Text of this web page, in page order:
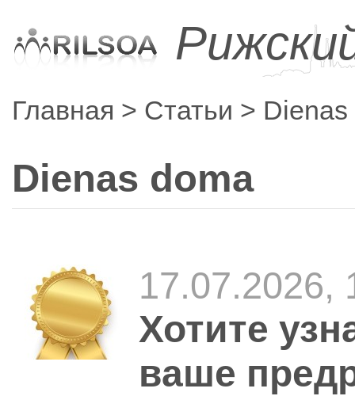
Главная Статьи
Dienas doma
17.07.2026,
Хотите
ваше